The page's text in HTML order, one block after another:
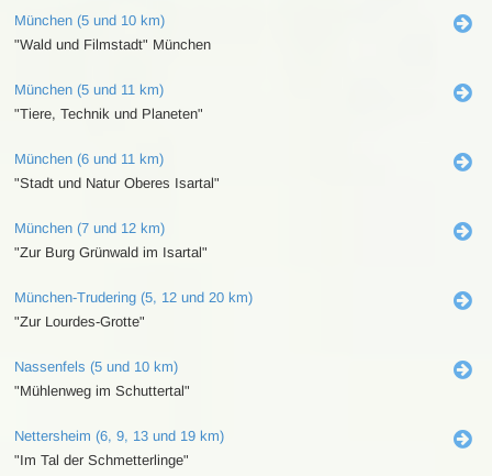
München (5 und 10 km)
"Wald und Filmstadt" München
München (5 und 11 km)
"Tiere, Technik und Planeten"
München (6 und 11 km)
"Stadt und Natur Oberes Isartal"
München (7 und 12 km)
"Zur Burg Grünwald im Isartal"
München-Trudering (5, 12 und 20 km)
"Zur Lourdes-Grotte"
Nassenfels (5 und 10 km)
"Mühlenweg im Schuttertal"
Nettersheim (6, 9, 13 und 19 km)
"Im Tal der Schmetterlinge"